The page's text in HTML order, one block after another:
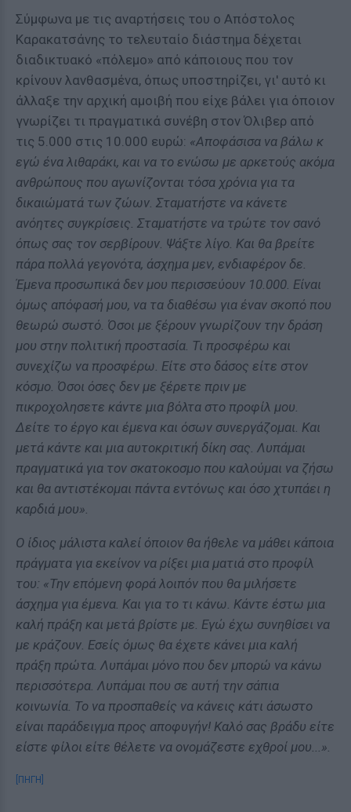
Σύμφωνα με τις αναρτήσεις του ο Απόστολος
Καρακατσάνης το τελευταίο διάστημα δέχεται
διαδικτυακό «πόλεμο» από κάποιους που τον
κρίνουν λανθασμένα, όπως υποστηρίζει, γι' αυτό κι
άλλαξε την αρχική αμοιβή που είχε βάλει για όποιον
γνωρίζει τι πραγματικά συνέβη στον Όλιβερ από
τις 5.000 στις 10.000 ευρώ: «Αποφάσισα να βάλω κ
εγώ ένα λιθαράκι, και να το ενώσω με αρκετούς ακόμα
ανθρώπους που αγωνίζονται τόσα χρόνια για τα
δικαιώματά των ζώων. Σταματήστε να κάνετε
ανόητες συγκρίσεις. Σταματήστε να τρώτε τον σανό
όπως σας τον σερβίρουν. Ψάξτε λίγο. Και θα βρείτε
πάρα πολλά γεγονότα, άσχημα μεν, ενδιαφέρον δε.
Έμενα προσωπικά δεν μου περισσεύουν 10.000. Είναι
όμως απόφασή μου, να τα διαθέσω για έναν σκοπό που
θεωρώ σωστό. Όσοι με ξέρουν γνωρίζουν την δράση
μου στην πολιτική προστασία. Τι προσφέρω και
συνεχίζω να προσφέρω. Είτε στο δάσος είτε στον
κόσμο. Όσοι όσες δεν με ξέρετε πριν με
πικροχολησετε κάντε μια βόλτα στο προφίλ μου.
Δείτε το έργο και έμενα και όσων συνεργάζομαι. Και
μετά κάντε και μια αυτοκριτική δίκη σας. Λυπάμαι
πραγματικά για τον σκατοκοσμο που καλούμαι να ζήσω
και θα αντιστέκομαι πάντα εντόνως και όσο χτυπάει η
καρδιά μου».
Ο ίδιος μάλιστα καλεί όποιον θα ήθελε να μάθει κάποια
πράγματα για εκείνον να ρίξει μια ματιά στο προφίλ
του: «Την επόμενη φορά λοιπόν που θα μιλήσετε
άσχημα για έμενα. Και για το τι κάνω. Κάντε έστω μια
καλή πράξη και μετά βρίστε με. Εγώ έχω συνηθίσει να
με κράζουν. Εσείς όμως θα έχετε κάνει μια καλή
πράξη πρώτα. Λυπάμαι μόνο που δεν μπορώ να κάνω
περισσότερα. Λυπάμαι που σε αυτή την σάπια
κοινωνία. Το να προσπαθείς να κάνεις κάτι άσωστο
είναι παράδειγμα προς αποφυγήν! Καλό σας βράδυ είτε
είστε φίλοι είτε θέλετε να ονομάζεστε εχθροί μου...».
[ΠΗΓΗ]